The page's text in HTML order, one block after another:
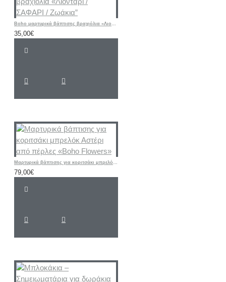
Boho μαρτυρικά βάπτισης βραχιόλια «Λιοντάρι / ΣΑΦΑΡΙ / Ζωάκια”
35,00€
Μαρτυρικά βάπτισης για κοριτσάκι μπρελόκ Αστέρι από πέρλες «Boho Flowers»
79,00€